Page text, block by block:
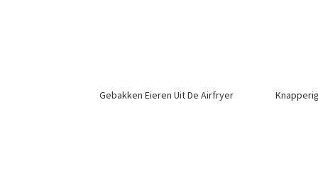
Gebakken Eieren Uit De Airfryer